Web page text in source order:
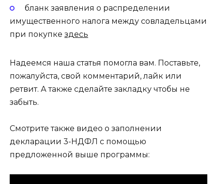
бланк заявления о распределении
имущественного налога между совладельцами
при покупке здесь
Надеемся наша статья помогла вам. Поставьте,
пожалуйста, свой комментарий, лайк или
ретвит. А также сделайте закладку чтобы не
забыть.
Смотрите также видео о заполнении
декларации 3-НДФЛ с помощью
предложенной выше программы: